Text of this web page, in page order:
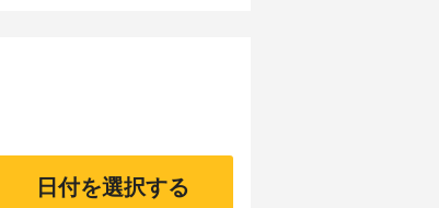
日付を選択する